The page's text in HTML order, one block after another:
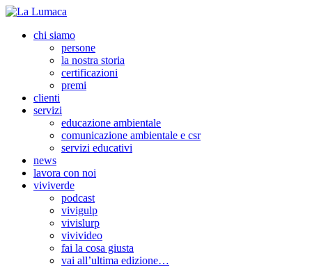
chi siamo
persone
la nostra storia
certificazioni
premi
clienti
servizi
educazione ambientale
comunicazione ambientale e csr
servizi educativi
news
lavora con noi
viviverde
podcast
vivigulp
vivislurp
vivivideo
fai la cosa giusta
vai all’ultima edizione…